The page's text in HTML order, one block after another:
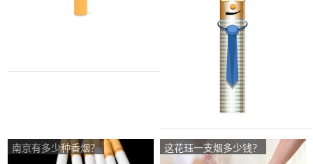
南京有多少种香烟？ 这花珏一支烟多少钱？